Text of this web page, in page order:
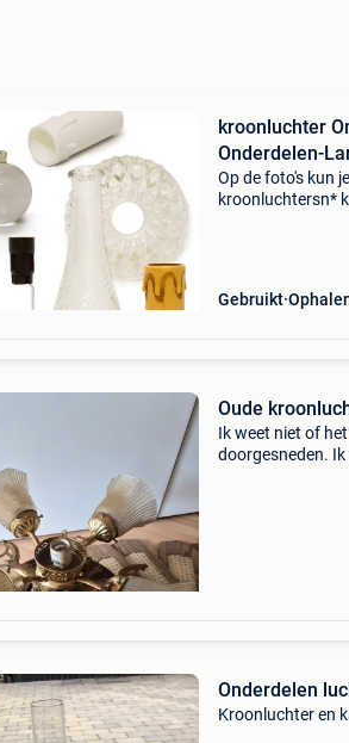
kroonluchter
Onderdelen-
Op de foto's kun
kroonluchtersn*
Gebruikt
Oude
Ik weet niet of
doorgesneden.
Onderdelen
Kroonluchter en